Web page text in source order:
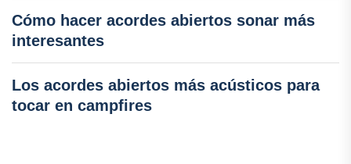
Cómo hacer acordes abiertos sonar más
interesantes
Los acordes abiertos más acústicos para
tocar en campfires